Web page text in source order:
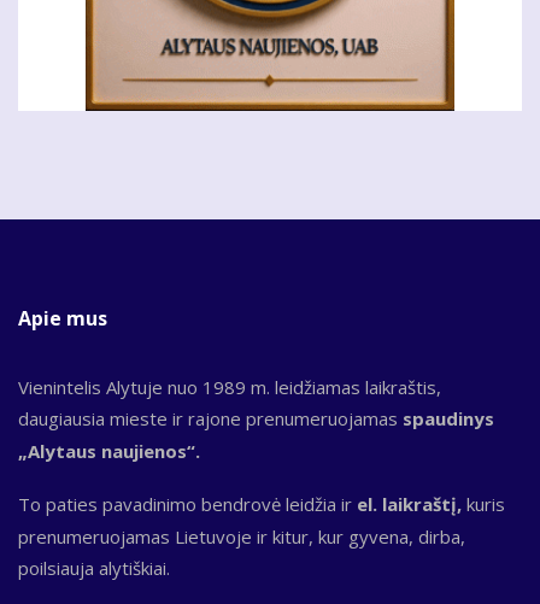
Apie mus
Vienintelis Alytuje nuo 1989 m. leidžiamas laikraštis,
daugiausia mieste ir rajone prenumeruojamas spaudinys
„Alytaus naujienos“.
To paties pavadinimo bendrovė leidžia ir el. laikraštį, kuris
prenumeruojamas Lietuvoje ir kitur, kur gyvena, dirba,
poilsiauja alytiškiai.